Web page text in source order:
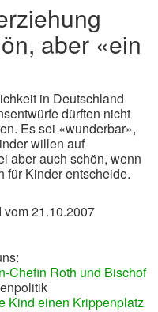
aber «ein
in Deutschland
dürften nicht
Es sei «wunderbar»,
willen auf
aber auch schön, wenn
für Kinder entscheide.
21.10.2007
Chefin Roth und Bischof
Kind einen Krippenplatz